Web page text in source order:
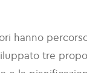
hanno
tre